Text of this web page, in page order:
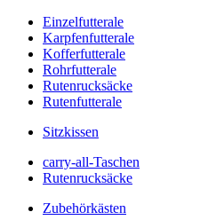
Einzelfutterale
Karpfenfutterale
Kofferfutterale
Rohrfutterale
Rutenrucksäcke
Rutenfutterale
Sitzkissen
carry-all-Taschen
Rutenrucksäcke
Zubehörkästen